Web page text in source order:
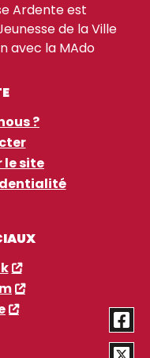
Ardente est
de la Ville
avec la MAdo
?
le site